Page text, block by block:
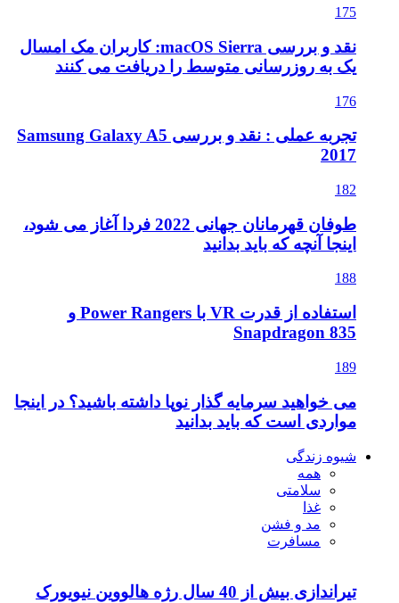
نقد و بررسی macOS Sierra: کاربران مک امسال
یک به روزرسانی متوسط را دریافت می کنند
تجربه عملی : نقد و بررسی Samsung Galaxy A5
طوفان قهرمانان جهانی 2022 فردا آغاز می شود،
اینجا آنچه که باید بدانید
استفاده از قدرت VR با Power Rangers و
Snapdragon 835
می خواهید سرمایه گذار نوپا داشته باشید؟ در اینجا
مواردی است که باید بدانید
شیوه زندگی
همه
سلامتی
مد و فشن
مسافرت
تیراندازی بیش از 40 سال رژه هالووین نیویورک